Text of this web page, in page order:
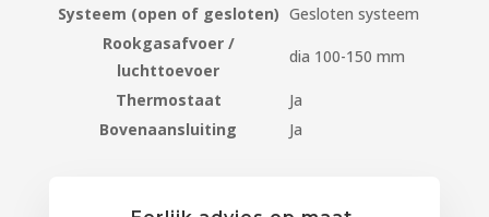
Systeem (open of gesloten) Gesloten systeem
Rookgasafvoer /
luchttoevoer
dia 100-150 mm
Thermostaat
Ja
Bovenaansluiting
Ja